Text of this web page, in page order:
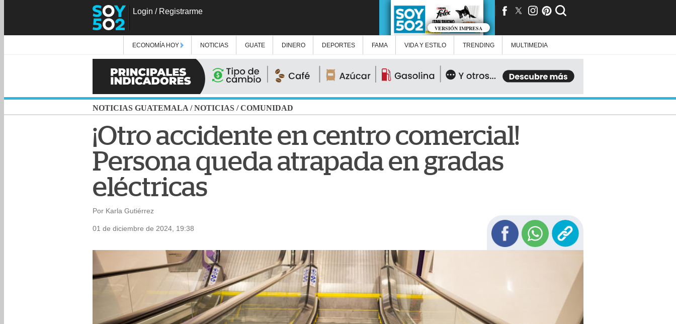
Login / Registrarme
VERSIÓN IMPRESA
ECONOMÍA HOY NOTICIAS GUATE DINERO DEPORTES FAMA VIDA Y ESTILO TRENDING MULTIMEDIA
NOTICIAS GUATEMALA /NOTICIAS /COMUNIDAD
¡Otro accidente en centro comercial!
Persona queda atrapada en gradas
eléctricas
Por Karla Gutiérrez
01 de diciembre de 2024, 19:38